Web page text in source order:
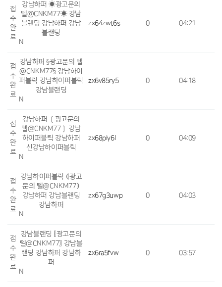
접
수
완
료
강남하퍼 ☀광고문의
텔@CNKM77☀ 강남
블랜딩 강남하퍼 강남
블랜딩
N
zx64zwt6s 0 04:21
접
수
완
료
강남하퍼 §광고문의 텔
@CNKM77§ 강남하이
퍼블릭 강남하이퍼블릭
강남블랜딩
N
zx6v85ry5 0 04:18
접
수
완
료
강남하퍼 ❲광고문의
텔@CNKM77❳ 강남
하이퍼블릭 강남하퍼
신강남하이퍼블릭
N
zx68piy6l 0 04:09
접
수
완
료
강남하이퍼블릭 ⦇광고
문의 텔@CNKM77⦈
강남하퍼 강남블랜딩
강남하퍼
N
zx67g3uwp 0 04:03
접
수
완
료
강남블랜딩 〖광고문의
텔@CNKM77〗 강남블
랜딩 강남하퍼 강남하
퍼
N
zx6ra5fvw 0 03:57